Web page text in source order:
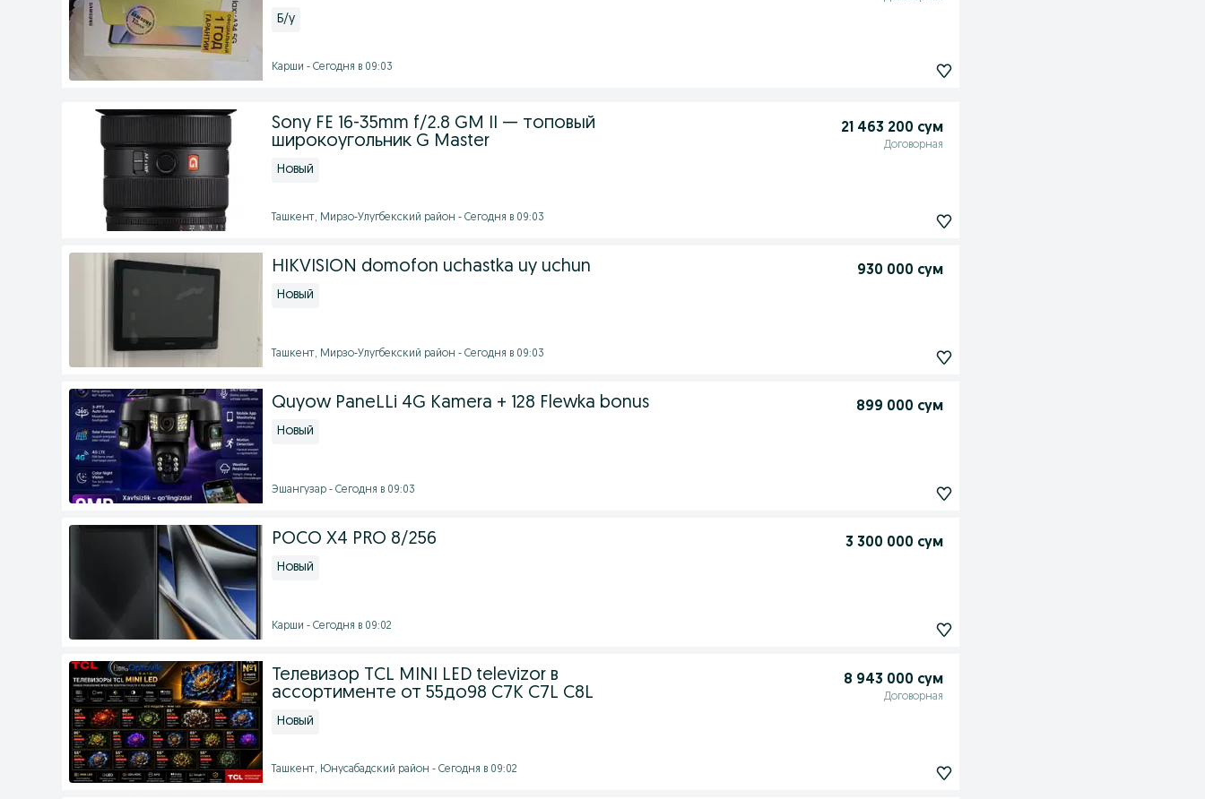
Б/у
Карши - Сегодня в 09:03
Sony FE 16-35mm f/2.8 GM II — топовый
широкоугольник G Master
21 463 200 сум
Договорная
Новый
Ташкент, Мирзо-Улугбекский район - Сегодня в 09:03
HIKVISION domofon uchastka uy uchun 930 000 сум
Новый
Ташкент, Мирзо-Улугбекский район - Сегодня в 09:03
Quyow PaneLLi 4G Kamera + 128 Flewka bonus 899 000 сум
Новый
Эшангузар - Сегодня в 09:03
POCO X4 PRO 8/256 3 300 000 сум
Новый
Карши - Сегодня в 09:02
Телевизор TCL MINI LED televizor в
ассортименте от 55до98 C7K C7L C8L
8 943 000 сум
Договорная
Новый
Ташкент, Юнусабадский район - Сегодня в 09:02